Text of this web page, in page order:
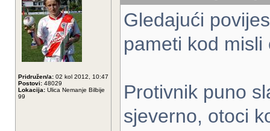
Pridružen/a: 02 kol 2012, 10:47
Postovi: 48029
Lokacija: Ulica Nemanje Bilbije
99
Gledajući
pameti kod
Protivnik puno
sjeverno, otoci